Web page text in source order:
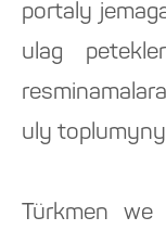
portaly
ulag
uly
Türkmen